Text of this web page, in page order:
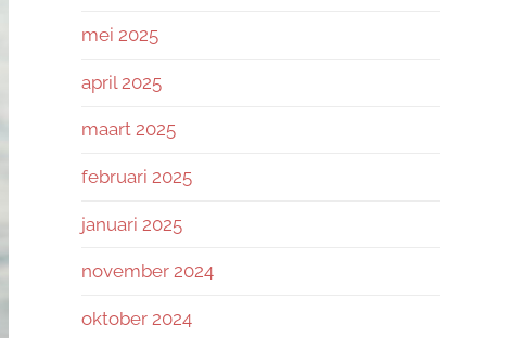
mei 2025
april 2025
maart 2025
februari 2025
januari 2025
november 2024
oktober 2024